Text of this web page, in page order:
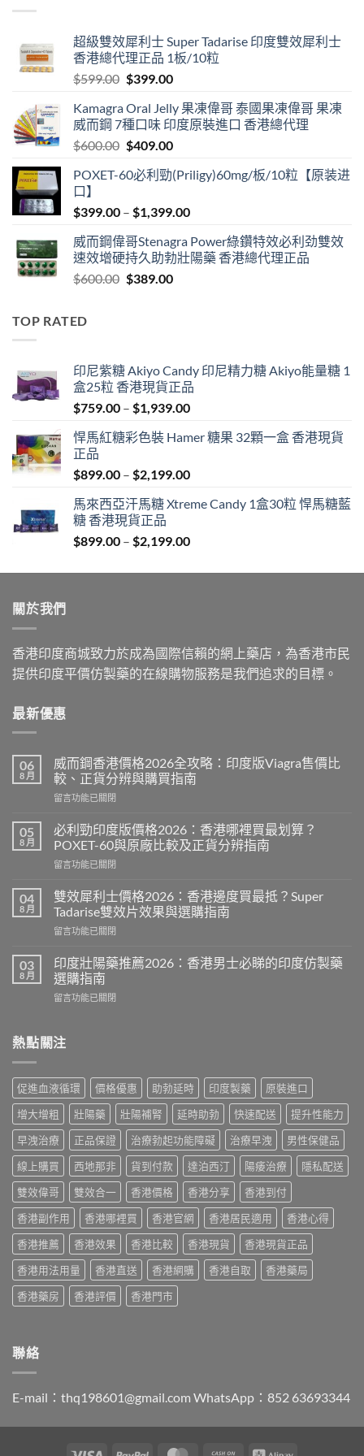
超級雙效犀利士 Super Tadarise 印度雙效犀利士
香港總代理正品 1板/10粒
$599.00 Original
was:
$599.00.
$399.00Current
is:
$399.00.
Kamagra Oral Jelly 果凍偉哥 泰國果凍偉哥 果凍
威而鋼 7種口味 印度原裝進口 香港總代理
$600.00 Original
was:
$409.00Current
is:
POXET-60必利勁(Priligy)60mg/板/10粒【原装进
口】
$399.00 – $1,399.00Price
$399.00
through
威而鋼偉哥Stenagra Power綠鑽特效必利劲雙效
速效增硬持久助勃壯陽藥 香港總代理正品
$600.00 Original
$389.00Current
TOP RATED
印尼紫糖 Akiyo Candy 印尼精力糖 Akiyo能量糖 1
盒25粒 香港現貨正品
$759.00 – $1,939.00Price
$759.00
$1,939.00
悍馬紅糖彩色裝 Hamer 糖果 32顆一盒 香港現貨
正品
$899.00 – $2,199.00Price
$899.00
$2,199.00
馬來西亞汗馬糖 Xtreme Candy 1盒30粒 悍馬糖藍
糖 香港現貨正品
$899.00 – $2,199.00Price
$899.00
關於我們
香港印度商城致力於成為國際信賴的網上藥店，為香港市民
提供印度平價仿製藥的在線購物服務是我們追求的目標。
最新優惠
06
8 月
威而鋼香港價格2026全攻略：印度版Viagra售價比
較、正貨分辨與購買指南
在
而
鋼
香
港
格
2026
攻
印
度
Viagra
比
貨
分
辨
與
購
買
指
南〉
中
留言功能已關閉
05
8 月
必利勁印度版價格2026：香港哪裡買最划算？
POXET-60與原廠比較及正貨分辨指南
在
利
勁
印
度
價
格
2026：
香
裡
划
算？
POXET-
60
與
原
廠
比
較
及
正
貨
分
辨
指
南〉
中
留言功能已關閉
04
8 月
雙效犀利士價格2026：香港邊度買最抵？Super
Tadarise雙效片效果與選購指南
在
效
犀
利
士
2026：
邊
度
買
最
抵？
Super
Tadarise
雙
效
片
效
果
與
選
購
指
南〉
留言功能已關閉
03
8 月
印度壯陽藥推薦2026：香港男士必睇的印度仿製藥
選購指南
在
壯
陽
推
薦
2026：
香
港
男
士
必
睇
的
印
度
仿
製
藥
選
購
留言功能已關閉
熱點關注
促進血液循環 價格優惠 助勃延時 印度製藥
原裝進口
增大增粗
壯陽藥 壯陽補腎 延時助勃 快速配送
提升性能力
早洩治療
正品保證 治療勃起功能障礙 治療早洩
男性保健品
線上購買
西地那非 貨到付款 達泊西汀 陽痿治療
隱私配送
雙效偉哥
雙效合一 香港價格 香港分享
香港到付
香港副作用
香港哪裡買 香港官網 香港居民適用
香港心得
香港推薦
香港效果 香港比較 香港現貨
香港現貨正品
香港用法用量
香港直送 香港網購 香港自取
香港藥局
香港藥房
香港評價 香港門市
聯絡
E-mail： thq198601@gmail.com WhatsApp：852 63693344